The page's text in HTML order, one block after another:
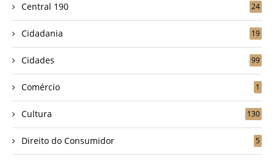
Central 190 24
Cidadania 19
Cidades 99
Comércio 1
Cultura 130
Direito do Consumidor 5